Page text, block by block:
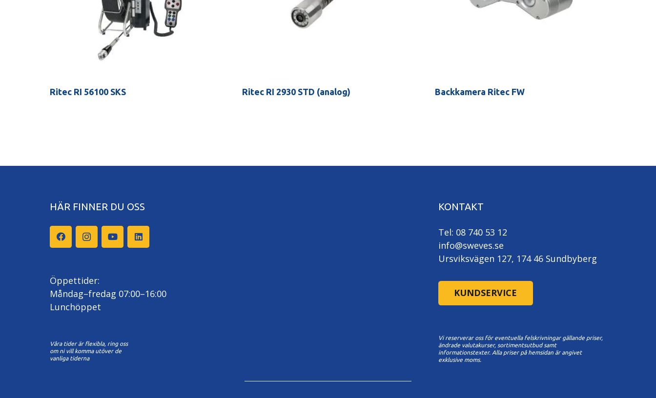
Ritec RI 56100 SKS Ritec RI 2930 STD (analog) Backkamera Ritec FW
HÄR FINNER DU OSS
Öppettider:
Måndag–fredag 07:00–16:00
Lunchöppet
Våra tider är flexibla, ring oss
om ni vill komma utöver de
vanliga tiderna
KONTAKT
Tel: 08 740 53 12
info@sweves.se
Ursviksvägen 127, 174 46 Sundbyberg
KUNDSERVICE
Vi reserverar oss för eventuella felskrivningar gällande priser,
ändrade valutakurser, sortimentsutbud samt
informationstexter. Alla priser på hemsidan är angivet
exklusive moms.